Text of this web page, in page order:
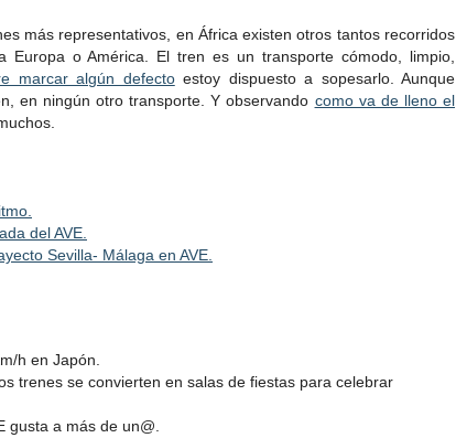
más representativos, en África existen otros tantos recorridos
Europa o América. El tren es un transporte cómodo, limpio,
marcar algún defectoestoy dispuesto a sopesarlo. Aunque
en ningún otro transporte. Y observando como va de lleno el
del AVE.
Sevilla- Málaga en AVE.
h en Japón.
trenes se convierten en salas de fiestas para celebrar
gusta a más de un@.